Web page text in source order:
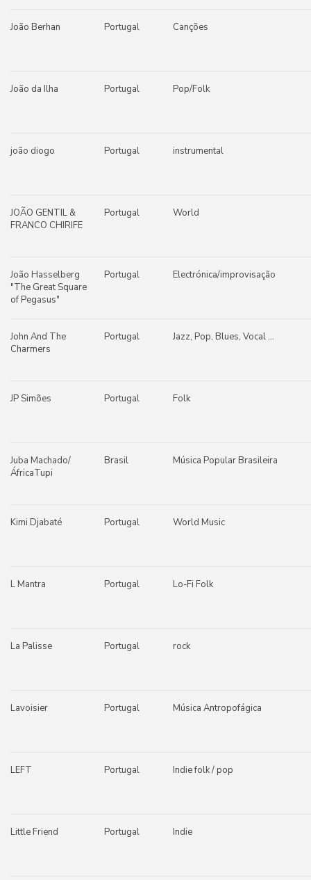
João Berhan Portugal Canções
João da Ilha Portugal Pop/Folk
joão diogo Portugal instrumental
JOÃO GENTIL &
FRANCO CHIRIFE
Portugal World
João Hasselberg
"The Great Square
of Pegasus"
Portugal Electrónica/improvisação
John And The
Charmers
Portugal Jazz, Pop, Blues, Vocal ...
JP Simões Portugal Folk
Juba Machado/
ÁfricaTupi
Brasil Música Popular Brasileira
Kimi Djabaté Portugal World Music
L Mantra Portugal Lo-Fi Folk
La Palisse Portugal rock
Lavoisier Portugal Música Antropofágica
LEFT Portugal Indie folk / pop
Little Friend Portugal Indie